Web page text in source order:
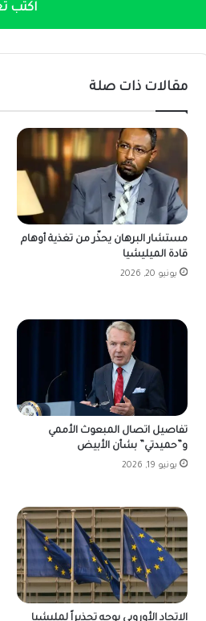
اكتب
مقالات ذات صلة
مستشار البرهان يحذّر من تغذية أوهام
قادة الميليشيا
يونيو 20, 2026
تفاصيل اتصال المبعوث الأممي
و”حميدتي” بشأن الأبيض
يونيو 19, 2026
الاتحاد الأوروبي يوجه تحذيراً لمليشيا